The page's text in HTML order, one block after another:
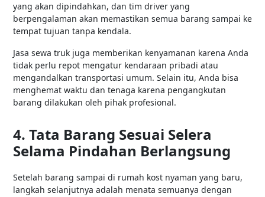
yang akan dipindahkan, dan tim driver yang
berpengalaman akan memastikan semua barang sampai ke
tempat tujuan tanpa kendala.
Jasa sewa truk juga memberikan kenyamanan karena Anda
tidak perlu repot mengatur kendaraan pribadi atau
mengandalkan transportasi umum. Selain itu, Anda bisa
menghemat waktu dan tenaga karena pengangkutan
barang dilakukan oleh pihak profesional.
4. Tata Barang Sesuai Selera
Selama Pindahan Berlangsung
Setelah barang sampai di rumah kost nyaman yang baru,
langkah selanjutnya adalah menata semuanya dengan